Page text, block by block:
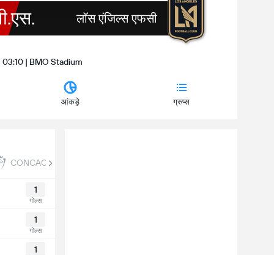
लॉस एंजिल्स एफसी
| 03:10 | BMO Stadium
आंकड़े ग्रुप्स
CONCACAF Champions Cup
1
गोल्स
1
गोल्स
1